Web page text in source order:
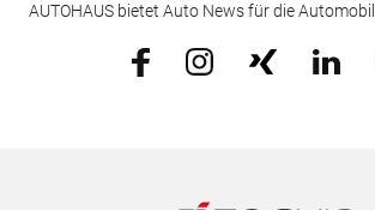
AUTOHAUS bietet Auto News für die